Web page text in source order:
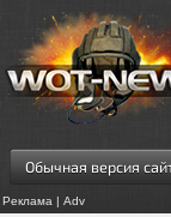
Обычная версия
Реклама | Adv